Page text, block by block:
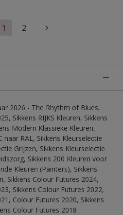
1 2
2026 - The Rhythm of Blues,
Sikkens RIJKS Kleuren, Sikkens
Modern Klassieke Kleuren,
naar RAL, Sikkens Kleurselectie
Grijzen, Sikkens Kleurselectie
Sikkens 200 Kleuren voor
Kleuren (Painters), Sikkens
Sikkens Colour Futures 2024,
Sikkens Colour Futures 2022,
Colour Futures 2020, Sikkens
Colour Futures 2018